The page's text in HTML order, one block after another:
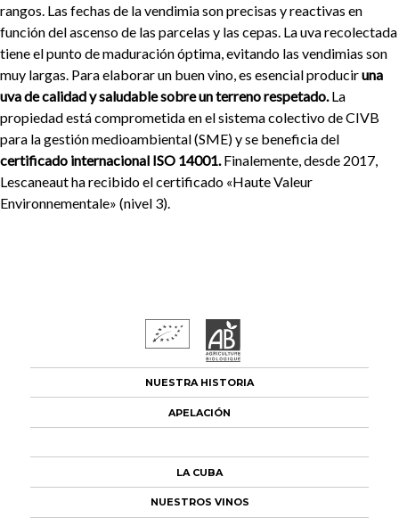
rangos. Las fechas de la vendimia son precisas y reactivas en
función del ascenso de las parcelas y las cepas. La uva recolectada
tiene el punto de maduración óptima, evitando las vendimias son
muy largas. Para elaborar un buen vino, es esencial produciruna
uva de calidad y saludable sobre un terreno respetado. La
propiedad está comprometida en el sistema colectivo de CIVB
para la gestión medioambiental (SME) y se beneficia del
certificado internacional ISO 14001. Finalemente, desde 2017,
Lescaneaut ha recibido el certificado «Haute Valeur
Environnementale» (nivel 3).
NUESTRA HISTORIA
APELACIÓN
LA CUBA
NUESTROS VINOS